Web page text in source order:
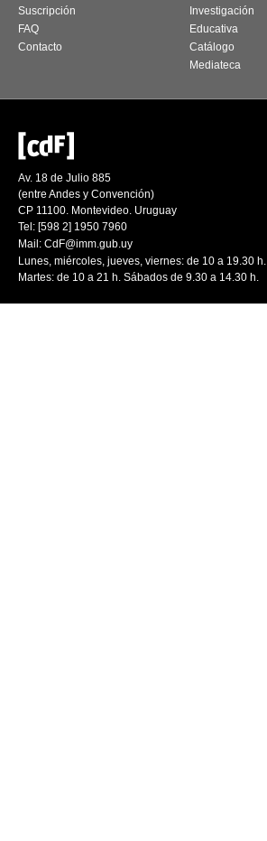
Suscripción
FAQ
Contacto
Investigación
Educativa
Catálogo
Mediateca
Av. 18 de Julio 885
(entre Andes y Convención)
CP 11100. Montevideo. Uruguay
Tel: [598 2] 1950 7960
Mail: CdF@imm.gub.uy
Lunes, miércoles, jueves, viernes: de 10 a 19.30 h.
Martes: de 10 a 21 h. Sábados de 9.30 a 14.30 h.